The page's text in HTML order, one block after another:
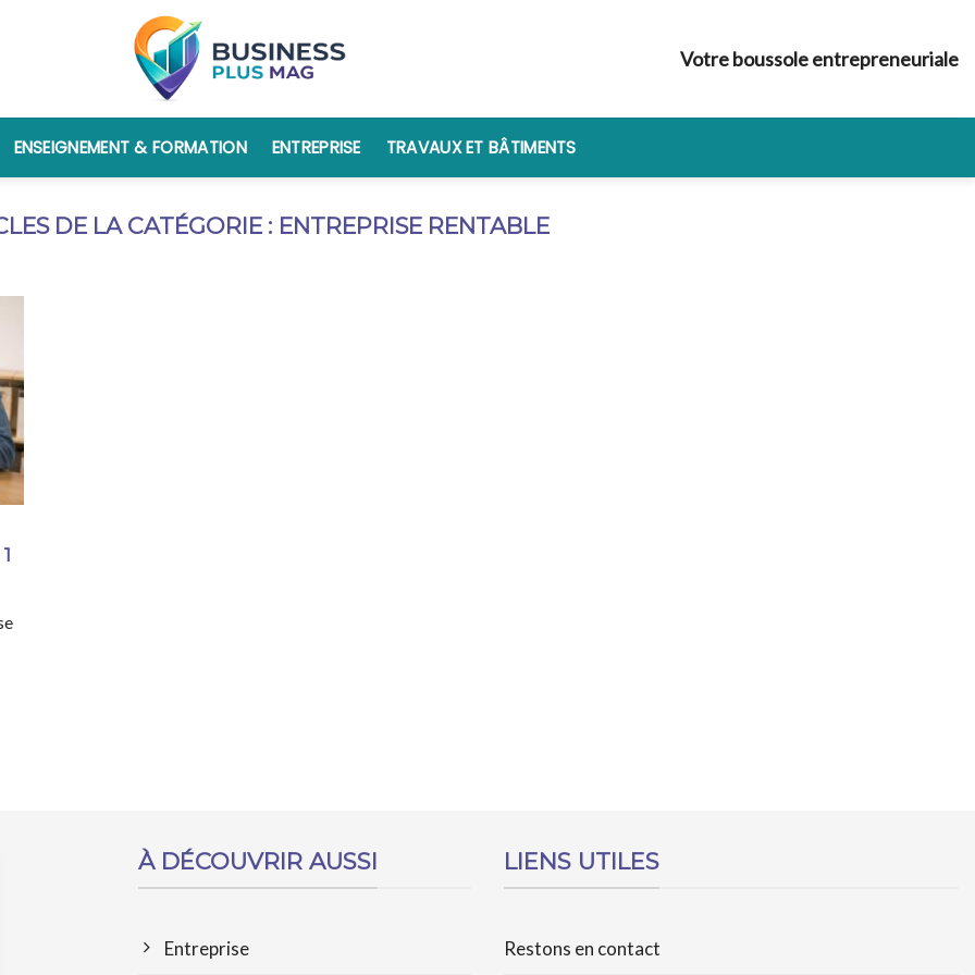
Votre boussole entrepreneuriale
ENSEIGNEMENT & FORMATION ENTREPRISE TRAVAUX ET BÂTIMENTS
ENTREPRISE RENTABLE
À DÉCOUVRIR AUSSI
Entreprise
LIENS UTILES
Restons en contact